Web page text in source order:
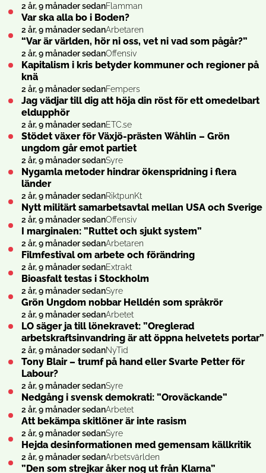
2 år, 9 månader sedanFlamman
Var ska alla bo i Boden?
2 år, 9 månader sedanArbetaren
“Var är världen, hör ni oss, vet ni vad som pågår?”
2 år, 9 månader sedanOffensiv
Kapitalism i kris betyder kommuner och regioner på
knä
2 år, 9 månader sedanFempers
Jag vädjar till dig att höja din röst för ett omedelbart
eldupphör
2 år, 9 månader sedanETC.se
Stödet växer för Växjö-prästen Wåhlin – Grön
ungdom går emot partiet
2 år, 9 månader sedanSyre
Nygamla metoder hindrar ökenspridning i flera
länder
2 år, 9 månader sedanRiktpunKt
Nytt militärt samarbetsavtal mellan USA och Sverige
2 år, 9 månader sedanOffensiv
I marginalen: ”Ruttet och sjukt system”
2 år, 9 månader sedanArbetaren
Filmfestival om arbete och förändring
2 år, 9 månader sedanExtrakt
Bioasfalt testas i Stockholm
2 år, 9 månader sedanSyre
Grön Ungdom nobbar Helldén som språkrör
2 år, 9 månader sedanArbetet
LO säger ja till lönekravet: ”Oreglerad
arbetskraftsinvandring är att öppna helvetets portar”
2 år, 9 månader sedanNyTid
Tony Blair – trumf på hand eller Svarte Petter för
Labour?
2 år, 9 månader sedanSyre
Nedgång i svensk demokrati: ”Oroväckande”
2 år, 9 månader sedanArbetet
Att bekämpa skitlöner är inte rasism
2 år, 9 månader sedanSyre
Hejda desinformationen med gemensam källkritik
2 år, 9 månader sedanArbetsvärlden
”Den som strejkar åker nog ut från Klarna”